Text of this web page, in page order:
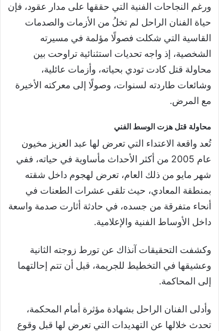
ورغم النجاحات الفنية التي حققها على مدار عقود، فإن
حياة الفنان الراحل لم تخلُ من الأزمات والصدمات
القاسية التي شكلت فصولًا مؤلمة في مسيرته
الشخصية، إذ واجه تحديات استثنائية تراوحت بين
محاولة قتل كادت تودي بحياته، وأزمات عائلية،
وشائعات طاردته لسنوات، وصولًا إلى معركته الأخيرة
مع المرض.
محاولة قتل هزت الوسط الفني
تُعد واقعة الاعتداء التي تعرض لها عبد العزيز مخيون
عام 2005 من أكثر الأحداث مأساوية في حياته، ففي
شهر مايو من ذلك العام، تعرض لهجوم داخل شقته
بمنطقة المعادي، حيث تلقى عشرات الطعنات في
أنحاء متفرقة من جسده، في حادثة أثارت صدمة واسعة
داخل الأوساط الفنية والإعلامية.
وكشفت التحقيقات آنذاك عن تورط زوجته الثانية
وعشيقها في التخطيط للجريمة، قبل أن تتم إحالتهما
إلى المحاكمة.
وأدلى الفنان الراحل بشهادة مؤثرة أمام المحكمة،
تحدث خلالها عن التهديدات التي تعرض لها قبل وقوع